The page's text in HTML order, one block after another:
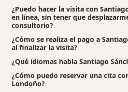
¿Puedo hacer la visita con
en línea, sin tener que
consultorio?
¿Cómo se realiza el pago a
al finalizar la visita?
¿Qué idiomas habla Santiago
¿Cómo puedo reservar una cita
Londoño?